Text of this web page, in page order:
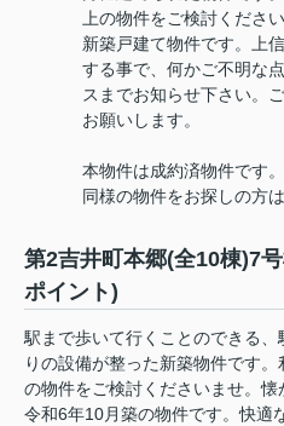
上の物件をご検討くださ
新築戸建て物件です。上
する事で、何かご不明な
スまでお知らせ下さい。
お願いします。
本物件は成約済物件です。
同様の物件をお探しの方
第2吉井町本郷(全10棟)7
ポイント)
駅まで歩いて行くことのできる
りの設備が整った新築物件です
の物件をご検討くださいませ。
令和6年10月築の物件です。快適